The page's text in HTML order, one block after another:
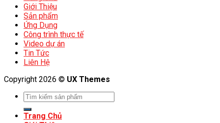
Giới Thiệu
Sản phẩm
Ứng Dụng
Công trình thực tế
Video dự án
Tin Tức
Liên Hệ
Copyright 2026 © UX Themes
Trang Chủ